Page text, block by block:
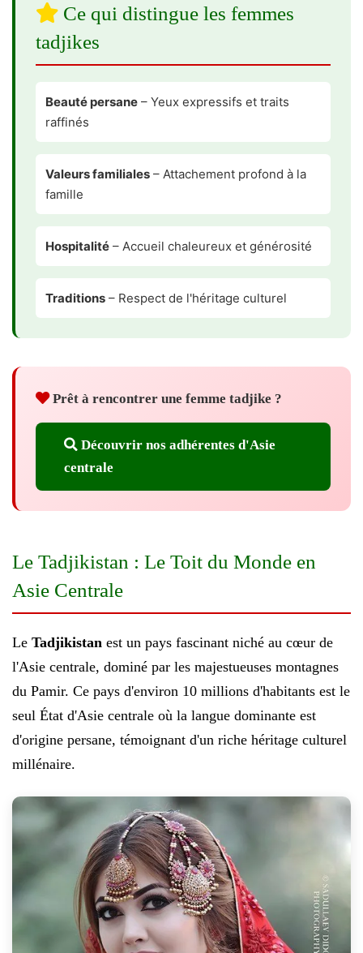
Ce qui distingue les femmes
tadjikes
Beauté persane – Yeux expressifs et traits
raffinés
Valeurs familiales – Attachement profond à la
famille
Hospitalité – Accueil chaleureux et générosité
Traditions – Respect de l'héritage culturel
Prêt à rencontrer une femme tadjike ?
Découvrir nos adhérentes d'Asie
centrale
Le Tadjikistan : Le Toit du Monde en
Asie Centrale
Le Tadjikistan est un pays fascinant niché au cœur de
l'Asie centrale, dominé par les majestueuses montagnes
du Pamir. Ce pays d'environ 10 millions d'habitants est le
seul État d'Asie centrale où la langue dominante est
d'origine persane, témoignant d'un riche héritage culturel
millénaire.